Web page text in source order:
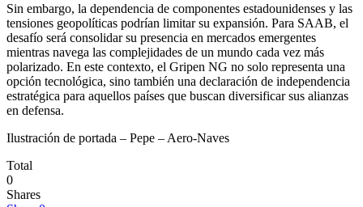
Sin embargo, la dependencia de componentes estadounidenses y las
tensiones geopolíticas podrían limitar su expansión. Para SAAB, el
desafío será consolidar su presencia en mercados emergentes
mientras navega las complejidades de un mundo cada vez más
polarizado. En este contexto, el Gripen NG no solo representa una
opción tecnológica, sino también una declaración de independencia
estratégica para aquellos países que buscan diversificar sus alianzas
en defensa.
Ilustración de portada – Pepe – Aero-Naves
Total
0
Shares